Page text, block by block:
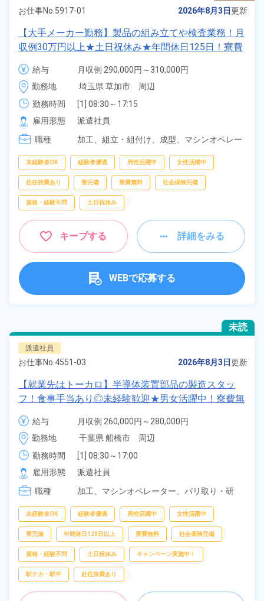
お仕事No. 5917-01 2026年8月3日更新
【大手メーカー勤務】製品の組み立てや検査業務！月
収例30万円以上★土日祝休み★年間休日125日！寮費
無料★備品付きワンルーム寮完備★赴任旅費会社負担
◎自社正社員登用制度あり★就業先食堂利用可◎《埼
玉県草加市》
給与
月収例 290,000円～310,000円
時給 1,550円～1,550円
勤務地
埼玉県 草加市　周辺
勤務時間
[1] 08:30～17:15
[2] 17:15～02:00
[3] 06:00～14:45
[4] 14:45～23:30
雇用形態
派遣社員
職種
加工、 組立・組付け、 成型、 マシンオペレー
未経験者OK 経験者優遇 男性活躍中 女性活躍中
赴任旅費あり 寮完備 寮費無料 社会保険完備
資格・経験不問 土日祝休み
キープする 詳細をみる
WEBで応募する
未読
派遣社員
お仕事No. 4551-03 2026年8月3日更新
【就業先はトーカロ】半導体装置部品の製造スタッ
フ！食事手当あり◎未経験歓迎★男女活躍中！寮費無
料！土日祝休み×年間休日120日！正社員登用制度あ
り！社会保険完備◎格安食堂利用可★最寄り駅から徒
歩圏内◎《千葉県船橋市》
給与
月収例 260,000円～280,000円
時給 1,350円～1,350円
勤務地
千葉県 船橋市　周辺
勤務時間
[1] 08:30～17:00
[2] 07:30～16:00
[3] 13:00～21:30
[4] 20:00～04:30
雇用形態
派遣社員
職種
加工、 マシンオペレーター、 バリ取り・研
未経験者OK 経験者優遇 男性活躍中 女性活躍中
寮完備 年間休日120日以上 寮費無料 社会保険完備
資格・経験不問 土日祝休み キャンペーン実施中！
駅チカ・駅中 赴任旅費あり